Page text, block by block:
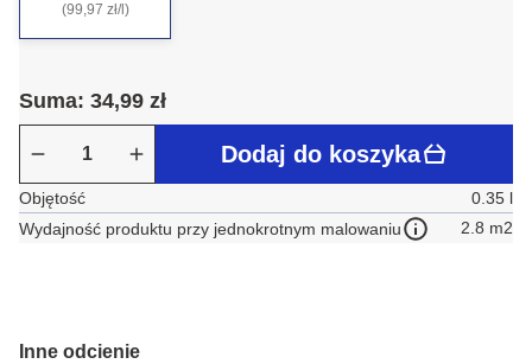
(99,97 zł/l)
Suma: 34,99 zł
Dodaj do koszyka
Objętość
0.35 l
Wydajność produktu przy jednokrotnym malowaniu
2.8 m2
Inne odcienie